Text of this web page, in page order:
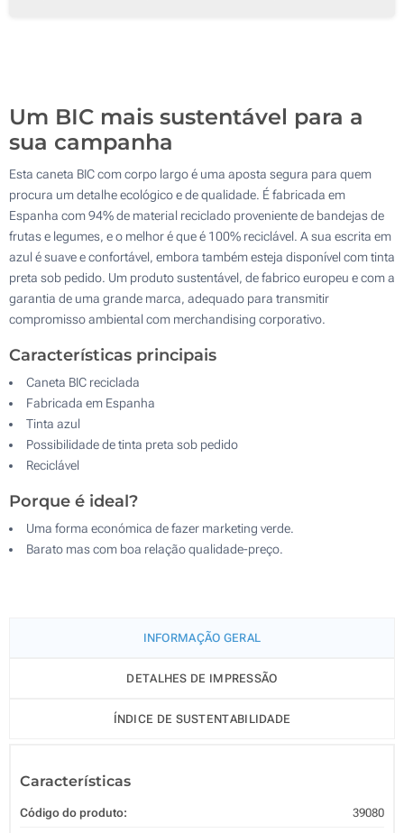
Um BIC mais sustentável para a
sua campanha
Esta caneta BIC com corpo largo é uma aposta segura para quem
procura um detalhe ecológico e de qualidade. É fabricada em
Espanha com 94% de material reciclado proveniente de bandejas de
frutas e legumes, e o melhor é que é 100% reciclável. A sua escrita em
azul é suave e confortável, embora também esteja disponível com tinta
preta sob pedido. Um produto sustentável, de fabrico europeu e com a
garantia de uma grande marca, adequado para transmitir
compromisso ambiental com merchandising corporativo.
Características principais
Caneta BIC reciclada
Fabricada em Espanha
Tinta azul
Possibilidade de tinta preta sob pedido
Reciclável
Porque é ideal?
Uma forma económica de fazer marketing verde.
Barato mas com boa relação qualidade-preço.
INFORMAÇÃO GERAL
DETALHES DE IMPRESSÃO
ÍNDICE DE SUSTENTABILIDADE
Características
Código do produto: 39080